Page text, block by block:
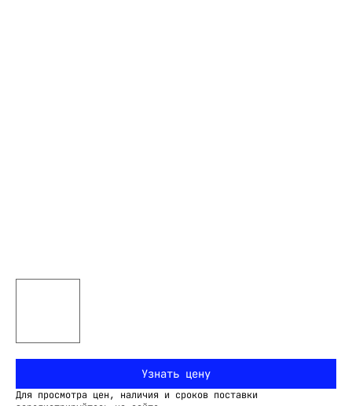
Узнать цену
Для просмотра цен, наличия и сроков поставки